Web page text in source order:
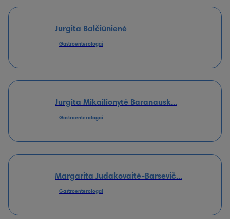
Jurgita Balčiūnienė
Gastroenterologai
Jurgita Mikailionytė Baranausk...
Gastroenterologai
Margarita Judakovaitė-Barsevič...
Gastroenterologai